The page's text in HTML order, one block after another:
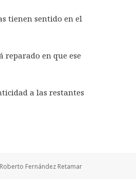
tienen sentido en el
en que ese
a las restantes
Etiquetas
Roberto Fernández Retamar